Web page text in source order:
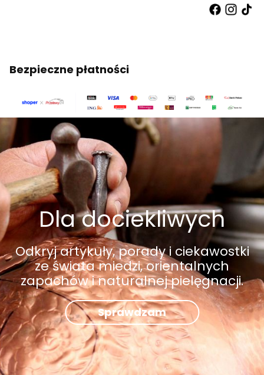
Bezpieczne płatności
Dla dociekliwych
Odkryj artykuły, porady i ciekawostki
ze świata miedzi, orientalnych
zapachów i naturalnej pielęgnacji.
Sprawdzam